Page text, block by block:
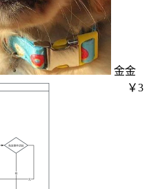
金金
￥3